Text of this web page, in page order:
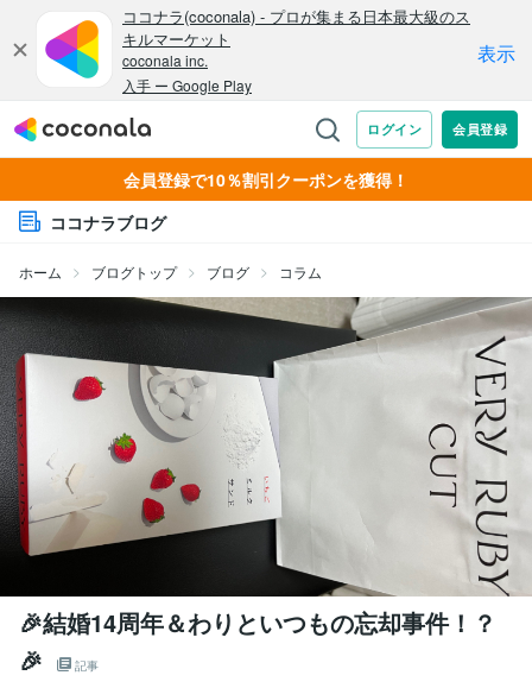
会員登録で10％割引クーポンを獲得！
ココナラブログ
ホーム ブログトップ ブログ コラム
🎉結婚14周年＆わりといつもの忘却事件！？
🎉
記事